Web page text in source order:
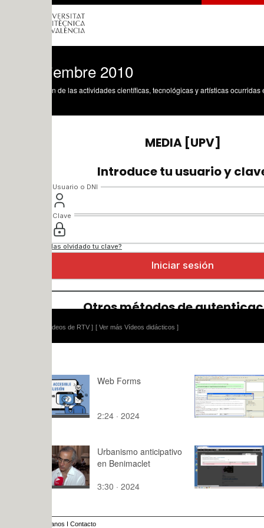
2010
de las actividades científicas, tecnológicas y artísticas ocurridas en los tres
[ Ver más Vídeos didácticos ]
Web Forms
2:24 · 2024
Class
exercises
3:50 · 2009
Urbanismo anticipativo
en Benimaclet
3:30 · 2024
de Drupal
8:49 · 2015